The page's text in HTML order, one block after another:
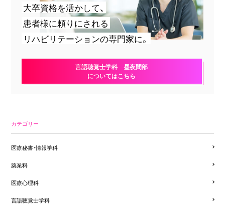
大卒資格を活かして、
患者様に頼りにされる
リハビリテーションの専門家に。
言語聴覚士学科 昼夜間部
についてはこちら
カテゴリー
医療秘書・情報学科
薬業科
医療心理科
言語聴覚士学科